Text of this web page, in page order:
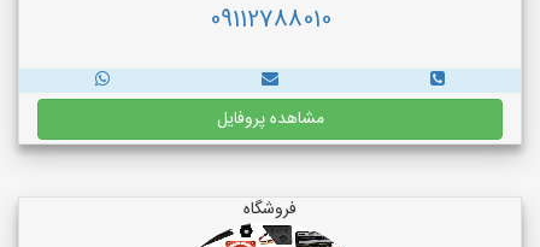
09112788010
مشاهده پروفایل
فروشگاه